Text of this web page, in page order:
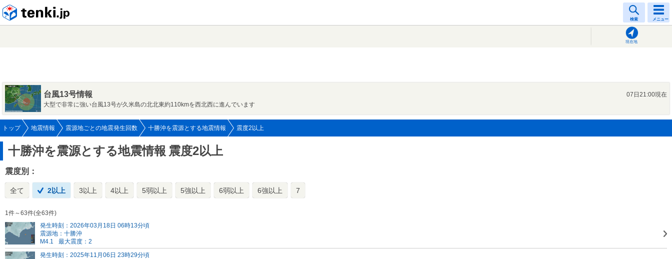
検索 メニュー
現在地
台風13号情報
07日21:00現在
大型で非常に強い台風13号が久米島の北北東約110kmを西北西に進んでいます
トップ 地震情報 震源地ごとの地震発生回数 十勝沖を震源とする地震情報 震度2以上
十勝沖を震源とする地震情報 震度2以上
震度別：
全て 2以上 3以上 4以上 5弱以上 5強以上 6弱以上 6強以上 7
1件～63件(全63件)
発生時刻：2026年03月18日 06時13分頃
震源地：十勝沖
M4.1
最大震度：2
発生時刻：2025年11月06日 23時29分頃